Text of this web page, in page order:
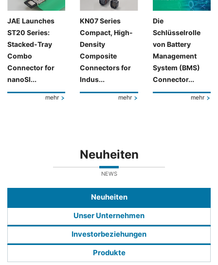
JAE Launches
ST20 Series:
Stacked-Tray
Combo
Connector for
nanoSI...
mehr
KN07 Series
Compact, High-
Density
Composite
Connectors for
Indus...
mehr
Die
Schlüsselrolle
von Battery
Management
System (BMS)
Connector...
mehr
Neuheiten
NEWS
Neuheiten
Unser Unternehmen
Investorbeziehungen
Produkte